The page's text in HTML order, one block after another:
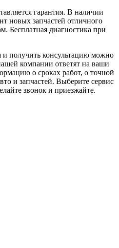
гарантия. В наличии
новых запчастей отличного
Бесплатная диагностика при
и получить консультацию можно
компании ответят на ваши
о сроках работ, о точной
и запчастей. Выберите сервис
звонок и приезжайте.